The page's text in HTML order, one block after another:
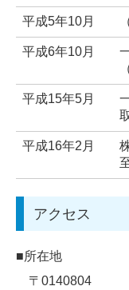
平成5年10月
平成6年10月
平成15年5月
平成16年2月
アクセス
■所在地
〒0140804